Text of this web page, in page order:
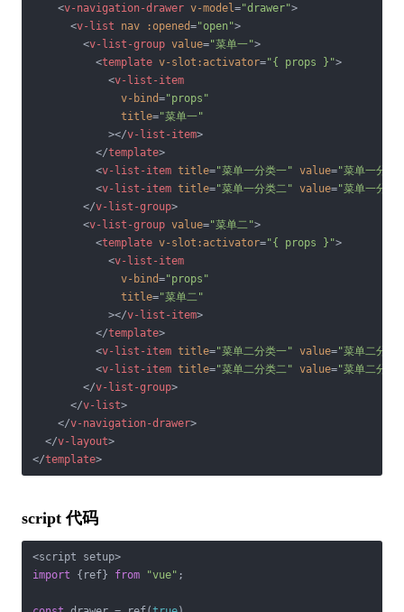
<v-navigation-drawer v-model="drawer">
<v-list nav :opened="open">
<v-list-group value="菜单一">
<template v-slot:activator="{ props }">
<v-list-item
v-bind="props"
title="菜单一"
            >
</v-list-item>
</template>
<v-list-item title="菜单一分类一" value="菜单一分类
<v-list-item title="菜单一分类二" value="菜单一分类
</v-list-group>
<v-list-group value="菜单二">
<template v-slot:activator="{ props }">
<v-list-item
v-bind="props"
title="菜单二"
            >
</v-list-item>
</template>
<v-list-item title="菜单二分类一" value="菜单二分类
<v-list-item title="菜单二分类二" value="菜单二分类
</v-list-group>
</v-list>
</v-navigation-drawer>
</v-layout>
</template>
script 代码
import {ref} from "vue" ;